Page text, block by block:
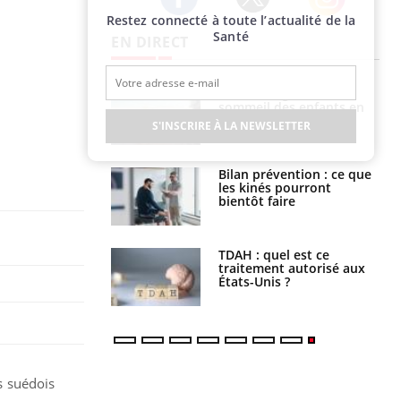
suédois
Facebook Twitter Instagram
une petite fille sommeil des enfants en
vacances ?
Bilan prévention : ce que
les kinés pourront
bientôt faire
TDAH : quel est ce
traitement autorisé aux
États-Unis ?
Restez connecté à toute l’actualité de la
Santé
S'INSCRIRE À LA NEWSLETTER